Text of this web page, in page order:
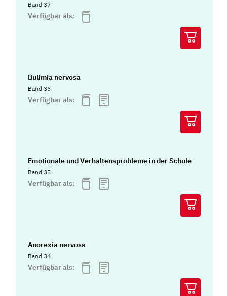
Band 37
Verfügbar als:
Bulimia nervosa
Band 36
Verfügbar als:
Emotionale und Verhaltensprobleme in der Schule
Band 35
Verfügbar als:
Anorexia nervosa
Band 34
Verfügbar als: